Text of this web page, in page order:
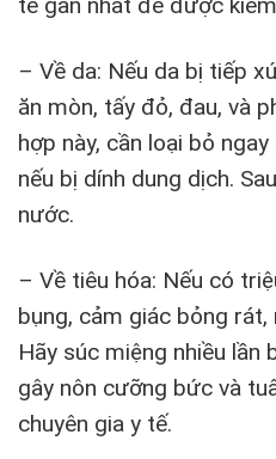
– Về da: Nếu da bị tiếp
ăn mòn, tấy đỏ, đau, và
hợp này, cần loại bỏ
nếu bị dính dung dịch.
nước.
– Về tiêu hóa: Nếu có
bụng, cảm giác bỏng
Hãy súc miệng nhiều lần
gây nôn cưỡng bức và
chuyên gia y tế.